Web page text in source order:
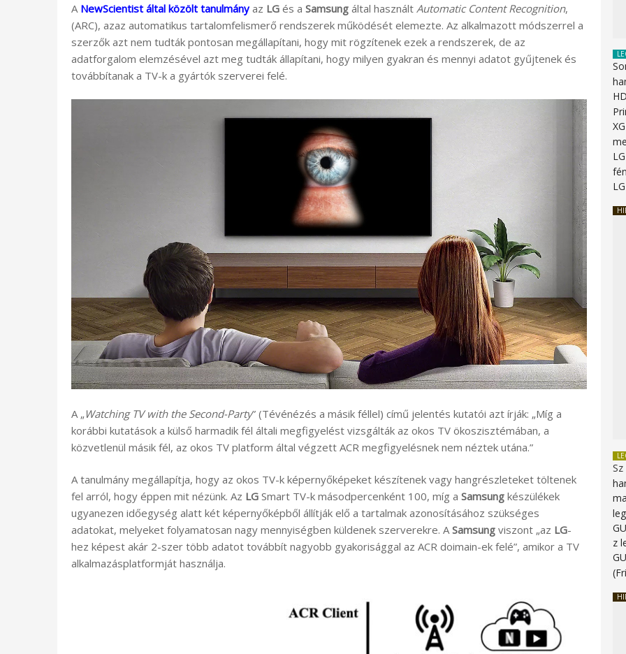
A NewScientist által közölt tanulmányaz LG és a Samsung által használt Automatic Content Recognition,
(ARC), azaz automatikus tartalomfelismerő rendszerek működését elemezte. Az alkalmazott módszerrel a
szerzők azt nem tudták pontosan megállapítani, hogy mit rögzítenek ezek a rendszerek, de az
adatforgalom elemzésével azt meg tudták állapítani, hogy milyen gyakran és mennyi adatot gyűjtenek és
továbbítanak a TV-k a gyártók szerverei felé.
A „Watching TV with the Second-Party” (Tévénézés a másik féllel) című jelentés kutatói azt írják: „Míg a
korábbi kutatások a külső harmadik fél általi megfigyelést vizsgálták az okos TV ökoszisztémában, a
közvetlenül másik fél, az okos TV platform által végzett ACR megfigyelésnek nem néztek utána.”
A tanulmány megállapítja, hogy az okos TV-k képernyőképeket készítenek vagy hangrészleteket töltenek
fel arról, hogy éppen mit nézünk. Az LG Smart TV-k másodpercenként 100, míg a Samsung készülékek
ugyanezen időegység alatt két képernyőképből állítják elő a tartalmak azonosításához szükséges
adatokat, melyeket folyamatosan nagy mennyiségben küldenek szerverekre. ASamsung viszont „az LG-
hez képest akár 2-szer több adatot továbbít nagyobb gyakorisággal az ACR doimain-ek felé”, amikor a TV
alkalmazásplatformját használja.
z